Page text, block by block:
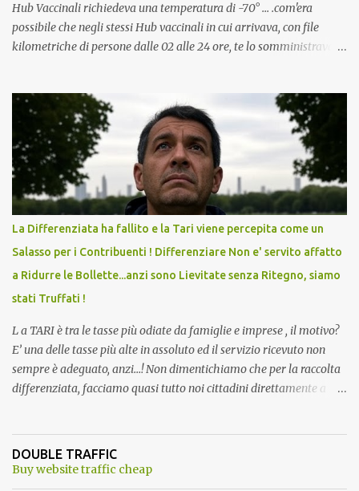
Hub Vaccinali richiedeva una temperatura di -70° ... .com'era
possibile che negli stessi Hub vaccinali in cui arrivava, con file
kilometriche di persone dalle 02 alle 24 ore, te lo somministravano
Vaccino come: l' Amaro del Capo, era "spettacolare Ghiacciato, ma
andava bene anche, a Temperatura Ambiente"! Riproponiamo
l'articolo per NON Dimenticare!
La Differenziata ha fallito e la Tari viene percepita come un
Salasso per i Contribuenti ! Differenziare Non e' servito affatto
a Ridurre le Bollette...anzi sono Lievitate senza Ritegno, siamo
stati Truffati !
L a TARI è tra le tasse più odiate da famiglie e imprese , il motivo?
E’ una delle tasse più alte in assoluto ed il servizio ricevuto non
sempre è adeguato, anzi…! Non dimentichiamo che per la raccolta
differenziata, facciamo quasi tutto noi cittadini direttamente a
come terrazzi o giardini). Inoltre dobbiamo perdere tempo a
dividere tutti i materiali. ...e lo facevamo inizialmente anche con
DOUBLE TRAFFIC
Buy website traffic cheap